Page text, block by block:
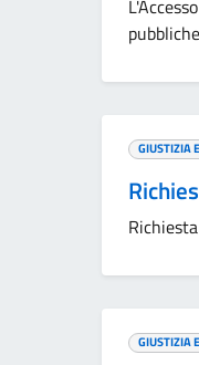
GIUSTIZIA
GIUSTIZIA